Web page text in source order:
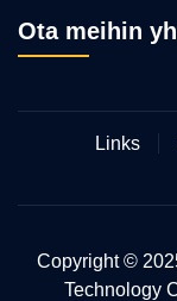
Ota meihin
Links
Copyright ©
Technology